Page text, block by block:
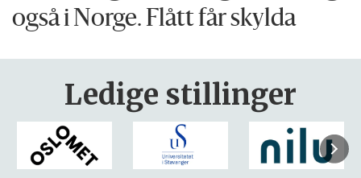
også i Norge. Flått får skylda
Ledige stillinger